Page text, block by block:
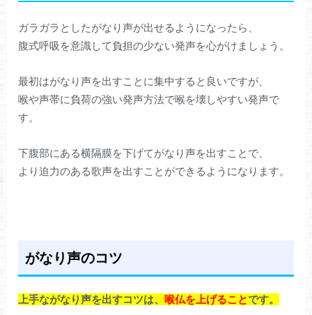
ガラガラとしたがなり声が出せるようになったら、
腹式呼吸を意識して負担の少ない発声を心がけましょう。
最初はがなり声を出すことに集中すると良いですが、
喉や声帯に負荷の強い発声方法で喉を壊しやすい発声で
す。
下腹部にある横隔膜を下げてがなり声を出すことで、
より迫力のある歌声を出すことができるようになります。
がなり声のコツ
上手ながなり声を出すコツは、喉仏を上げることです。